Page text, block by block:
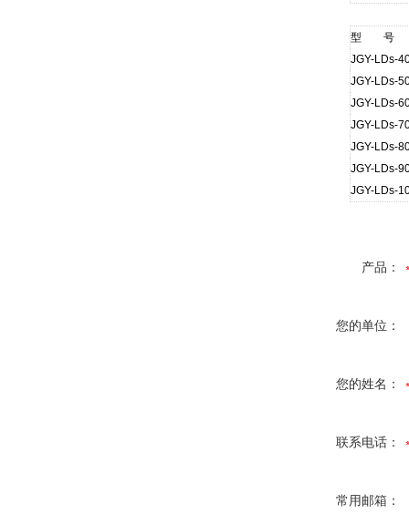
型 号
JGY-LDs-
JGY-LDs-
JGY-LDs-
JGY-LDs-
JGY-LDs-
JGY-LDs-
JGY-LDs-
产品：
您的单位：
您的姓名：
联系电话：
常用邮箱：